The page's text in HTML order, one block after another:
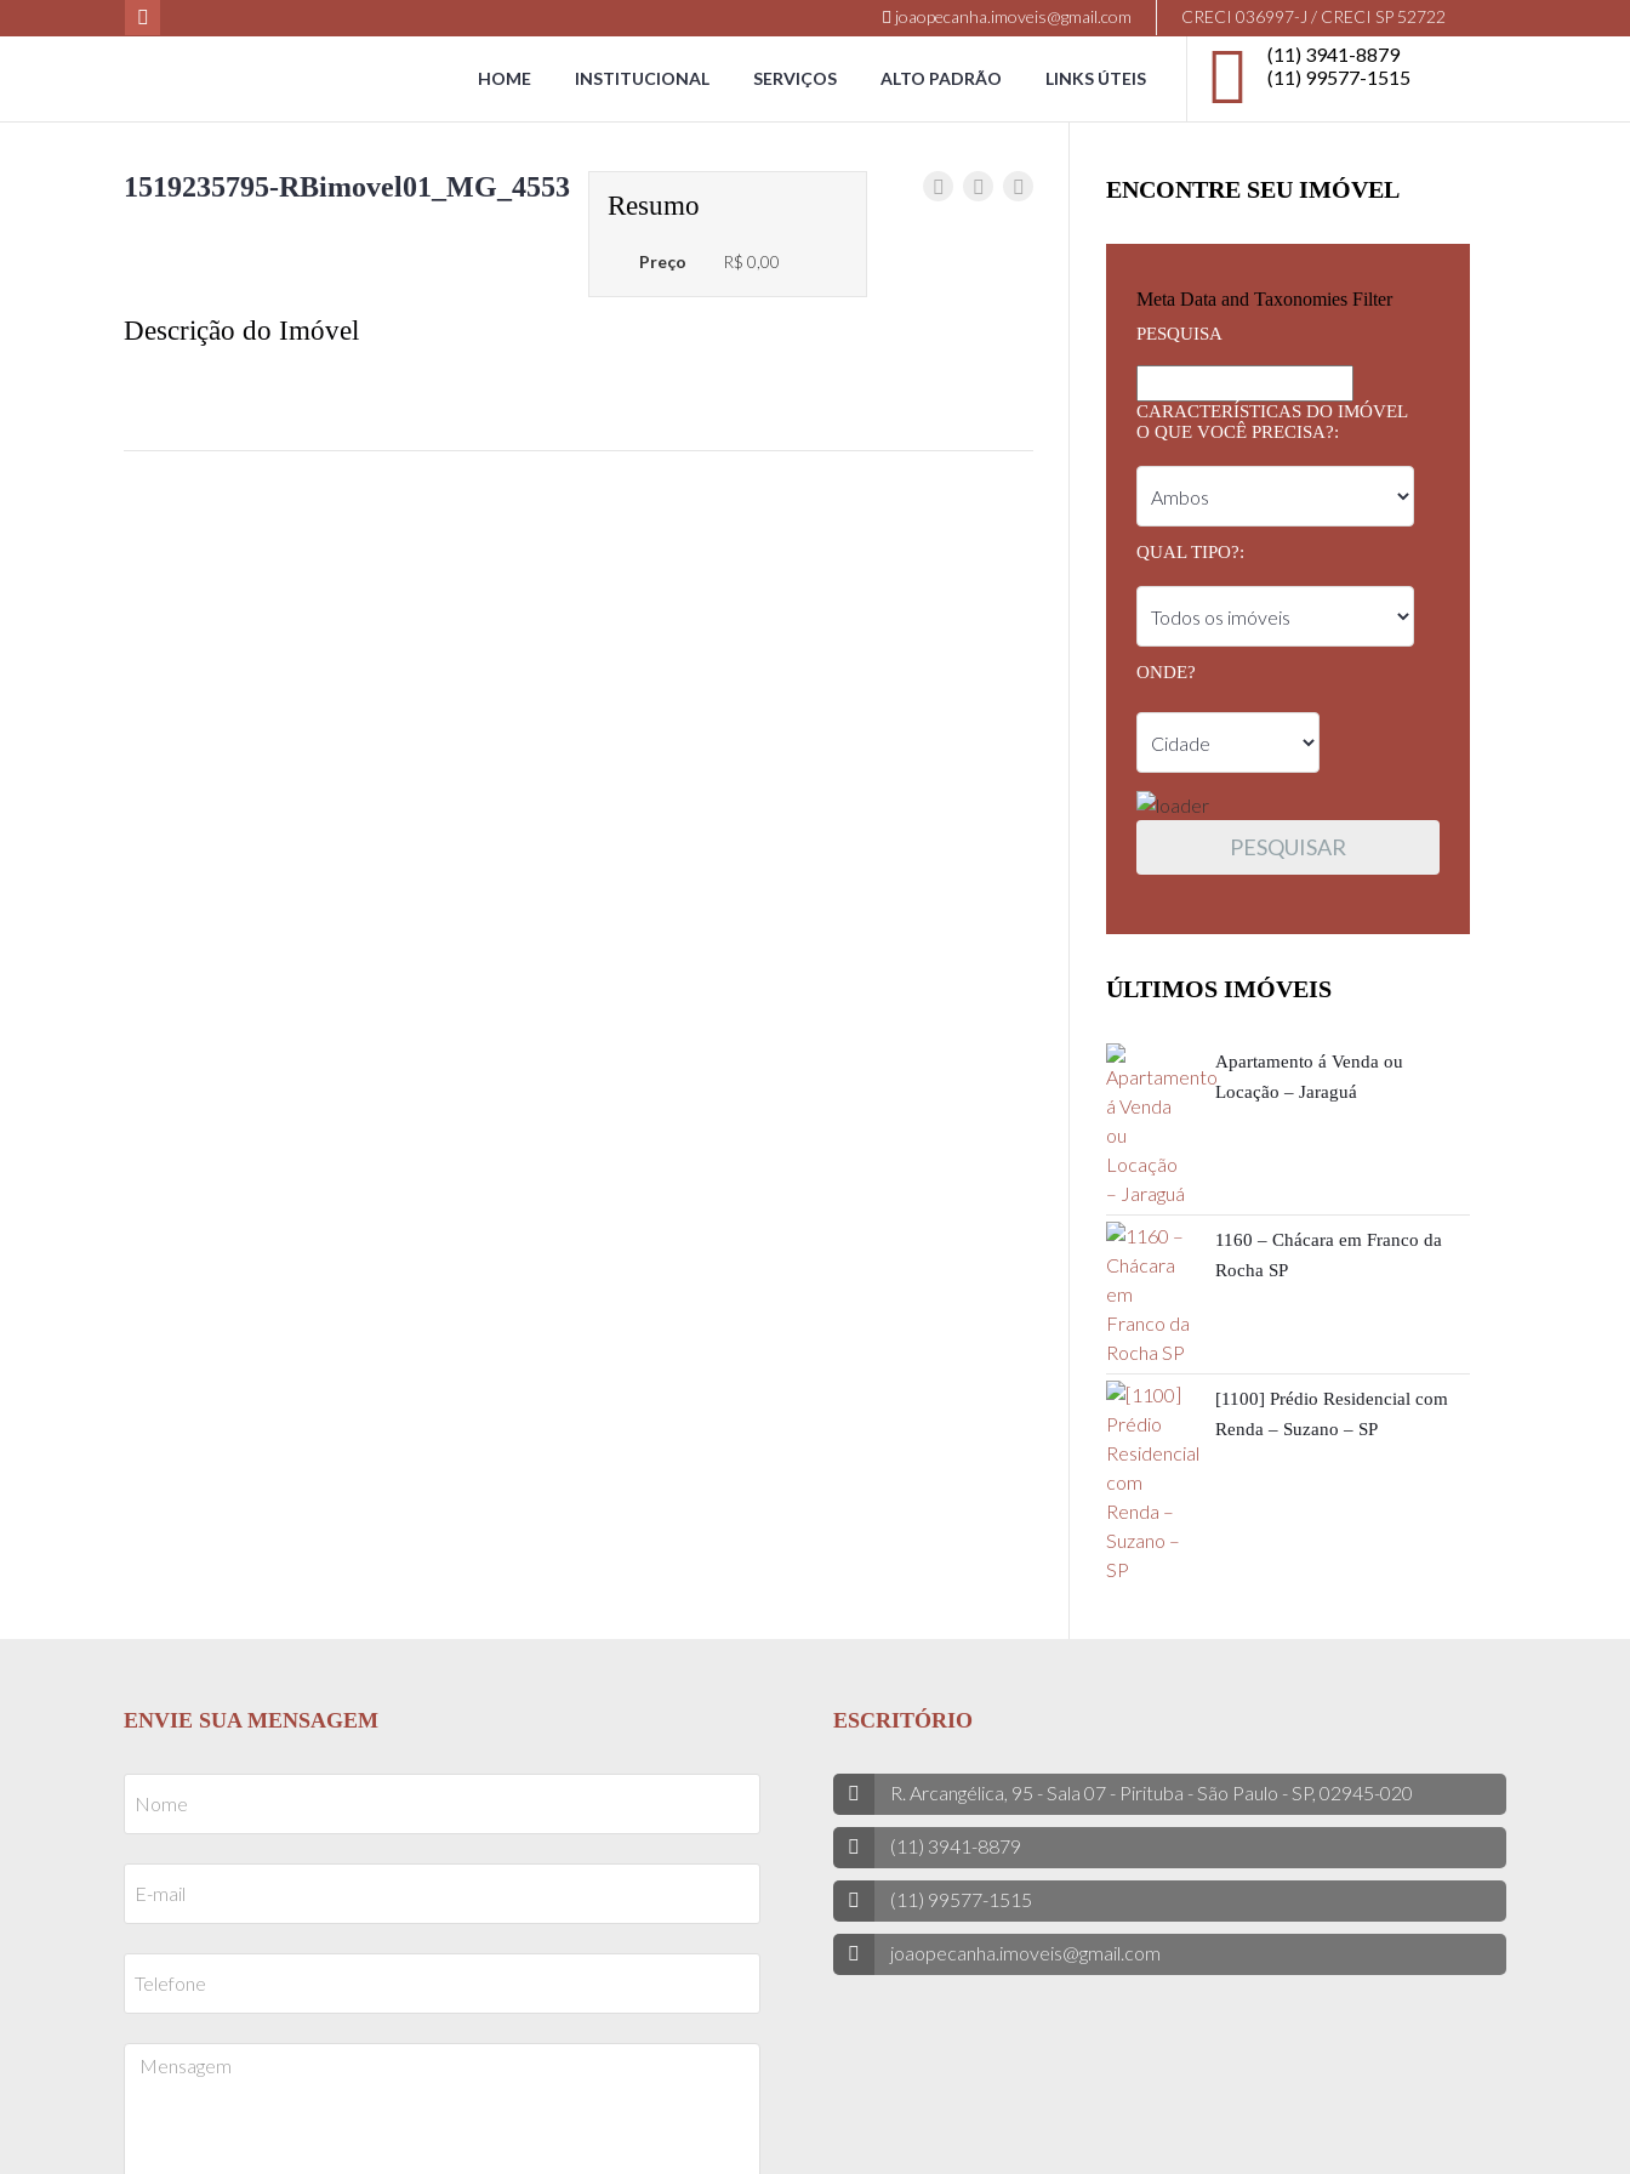
joaopecanha.imoveis@gmail.com CRECI 036997-J / CRECI SP 52722
(11) 3941-8879
(11) 99577-1515
HOME INSTITUCIONAL SERVIÇOS ALTO PADRÃO LINKS ÚTEIS
1519235795-RBimovel01_MG_4553
Resumo
Preço R$ 0,00
Descrição do Imóvel
ENCONTRE SEU IMÓVEL
Meta Data and Taxonomies Filter
PESQUISA
CARACTERÍSTICAS DO IMÓVEL
O QUE VOCÊ PRECISA?:
QUAL TIPO?:
ONDE?
ÚLTIMOS IMÓVEIS
Apartamento á Venda ou
Locação – Jaraguá
1160 – Chácara em Franco da
Rocha SP
[1100] Prédio Residencial com
Renda – Suzano – SP
ENVIE SUA MENSAGEM ESCRITÓRIO
R. Arcangélica, 95 - Sala 07 - Pirituba - São Paulo - SP, 02945-020
(11) 3941-8879
(11) 99577-1515
joaopecanha.imoveis@gmail.com